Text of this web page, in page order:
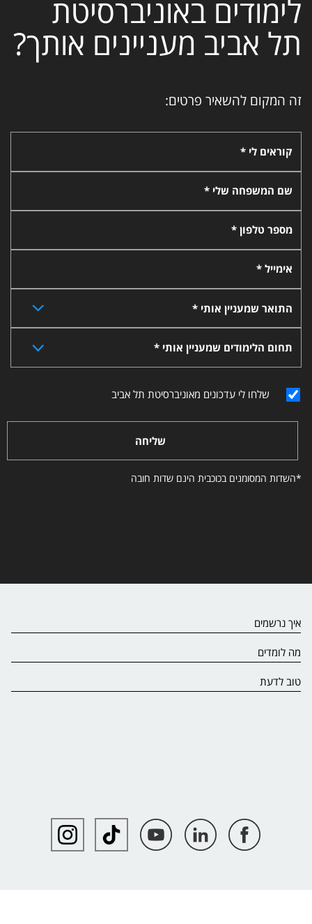
לימודים באוניברסיטת
תל אביב מעניינים אותך?
זה המקום להשאיר פרטים:
קוראים לי *
שם המשפחה שלי *
מספר טלפון *
אימייל *
התואר שמעניין אותי *
תחום הלימודים שמעניין אותי *
שלחו לי עדכונים מאוניברסיטת תל אביב
שליחה
*השדות המסומנים בכוכבית הינם שדות חובה
איך נרשמים
מה לומדים
טוב לדעת